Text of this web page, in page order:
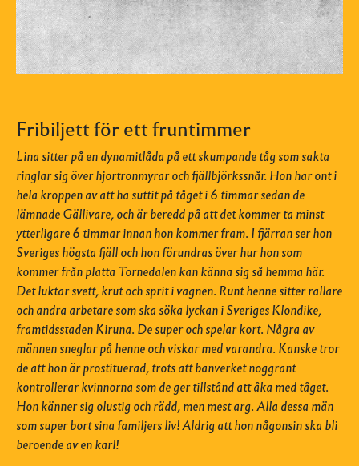
Fribiljett för ett fruntimmer
Lina sitter på en dynamitlåda på ett skumpande tåg som sakta
ringlar sig över hjortronmyrar och fjällbjörkssnår. Hon har ont i
hela kroppen av att ha suttit på tåget i 6 timmar sedan de
lämnade Gällivare, och är beredd på att det kommer ta minst
ytterligare 6 timmar innan hon kommer fram. I fjärran ser hon
Sveriges högsta fjäll och hon förundras över hur hon som
kommer från platta Tornedalen kan känna sig så hemma här.
Det luktar svett, krut och sprit i vagnen. Runt henne sitter rallare
och andra arbetare som ska söka lyckan i Sveriges Klondike,
framtidsstaden Kiruna. De super och spelar kort. Några av
männen sneglar på henne och viskar med varandra. Kanske tror
de att hon är prostituerad, trots att banverket noggrant
kontrollerar kvinnorna som de ger tillstånd att åka med tåget.
Hon känner sig olustig och rädd, men mest arg. Alla dessa män
som super bort sina familjers liv! Aldrig att hon någonsin ska bli
beroende av en karl!